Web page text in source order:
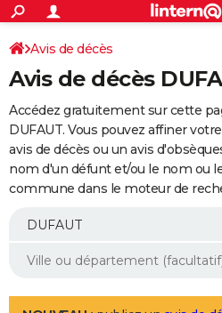
ACTUALITÉS
Politique
Société
Faits Divers
Education
Monde
Villes
+
SPORT
Coupe du monde 2026
Football
Tennis
Cyclisme
Rugby
Forum
Programme TV
TNT
Streaming
Cinéma
Sorties cinéma
Musique
+
FINANCE
Retraite
Epargne
Immobilier
Risques naturels par ville
Banque
Assurance
AUTO
Essais
Réserver un essai
Citadines
Berlines
SUV
Forum auto
+
Mobiles
Meilleur smartphone
Internet
Ordinateurs
Jeux vidéo
Guide high-tech
Aménagement intérieur
Avis de décès
Avis de décès
Accédez gratuitement sur cette
DUFAUT. Vous pouvez affiner
avis de décès ou un avis
nom d'un défunt et/ou le nom ou
commune dans le moteur de